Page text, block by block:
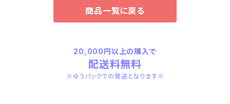
商品一覧に戻る
20,000円以上の購入で
配送料無料
※ゆうパックでの発送となります※